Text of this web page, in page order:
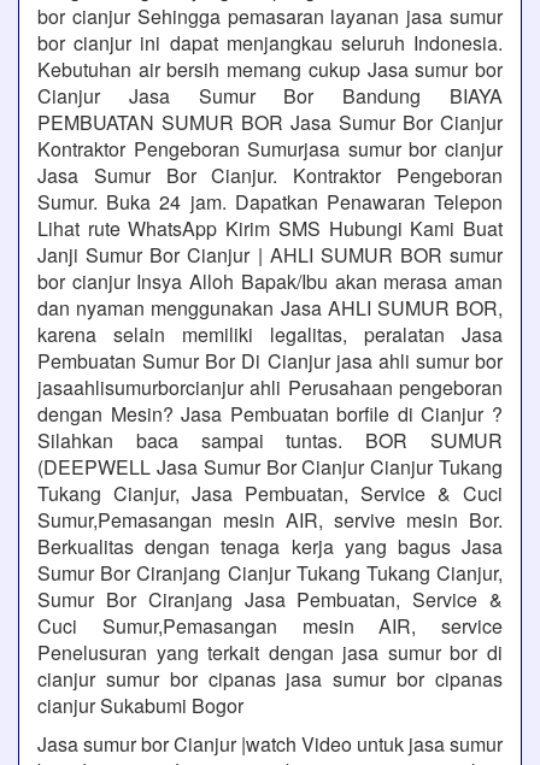
bor cianjur Sehingga pemasaran layanan jasa sumur
bor cianjur ini dapat menjangkau seluruh Indonesia.
Kebutuhan air bersih memang cukup Jasa sumur bor
Cianjur Jasa Sumur Bor Bandung BIAYA
PEMBUATAN SUMUR BOR Jasa Sumur Bor Cianjur
Kontraktor Pengeboran Sumurjasa sumur bor cianjur
Jasa Sumur Bor Cianjur. Kontraktor Pengeboran
Sumur. Buka 24 jam. Dapatkan Penawaran Telepon
Lihat rute WhatsApp Kirim SMS Hubungi Kami Buat
Janji Sumur Bor Cianjur | AHLI SUMUR BOR sumur
bor cianjur Insya Alloh Bapak/Ibu akan merasa aman
dan nyaman menggunakan Jasa AHLI SUMUR BOR,
karena selain memiliki legalitas, peralatan Jasa
Pembuatan Sumur Bor Di Cianjur jasa ahli sumur bor
jasaahlisumurborcianjur ahli Perusahaan pengeboran
dengan Mesin? Jasa Pembuatan borfile di Cianjur ?
Silahkan baca sampai tuntas. BOR SUMUR
(DEEPWELL Jasa Sumur Bor Cianjur Cianjur Tukang
Tukang Cianjur, Jasa Pembuatan, Service & Cuci
Sumur,Pemasangan mesin AIR, servive mesin Bor.
Berkualitas dengan tenaga kerja yang bagus Jasa
Sumur Bor Ciranjang Cianjur Tukang Tukang Cianjur,
Sumur Bor Ciranjang Jasa Pembuatan, Service &
Cuci Sumur,Pemasangan mesin AIR, service
Penelusuran yang terkait dengan jasa sumur bor di
cianjur sumur bor cipanas jasa sumur bor cipanas
cianjur Sukabumi Bogor
Jasa sumur bor Cianjur |watch Video untuk jasa sumur